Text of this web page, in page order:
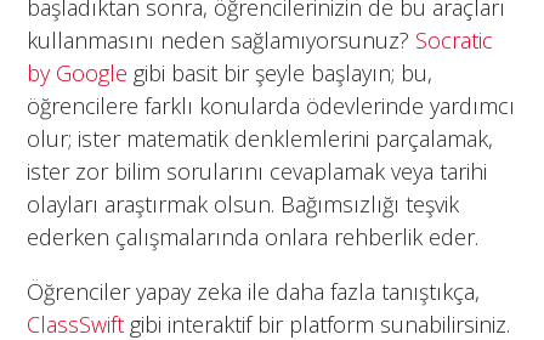
başladıktan sonra, öğrencilerinizin de bu araçları
kullanmasını neden sağlamıyorsunuz? Socratic
by Google gibi basit bir şeyle başlayın; bu,
öğrencilere farklı konularda ödevlerinde yardımcı
olur; ister matematik denklemlerini parçalamak,
ister zor bilim sorularını cevaplamak veya tarihi
olayları araştırmak olsun. Bağımsızlığı teşvik
ederken çalışmalarında onlara rehberlik eder.
Öğrenciler yapay zeka ile daha fazla tanıştıkça,
ClassSwift gibi interaktif bir platform sunabilirsiniz.